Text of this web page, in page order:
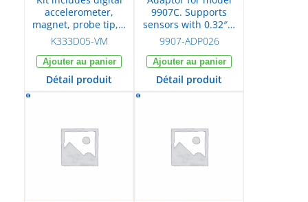
accelerometer,
magnet, probe tip,…
K333D05-VM
Ajouter au panier
Détail produit
9907C. Supports
sensors with 0.32″…
9907-ADP026
Ajouter au panier
Détail produit